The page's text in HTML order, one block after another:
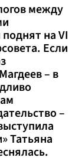
между
на VI
Если
– в
–
Татьяна